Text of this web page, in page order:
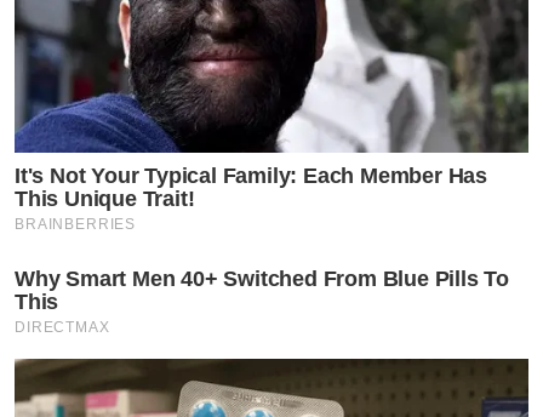
It's Not Your Typical Family: Each Member Has
This Unique Trait!
BRAINBERRIES
Why Smart Men 40+ Switched From Blue Pills To
This
DIRECTMAX